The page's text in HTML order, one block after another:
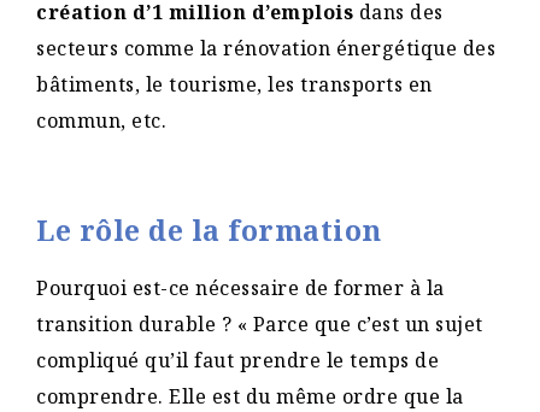
création d’1 million d’emplois dans des
secteurs comme la rénovation énergétique des
bâtiments, le tourisme, les transports en
commun, etc.
Le rôle de la formation
Pourquoi est-ce nécessaire de former à la
transition durable ? « Parce que c’est un sujet
compliqué qu’il faut prendre le temps de
comprendre. Elle est du même ordre que la